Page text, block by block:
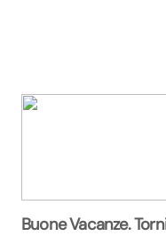
Buone Vacanze.